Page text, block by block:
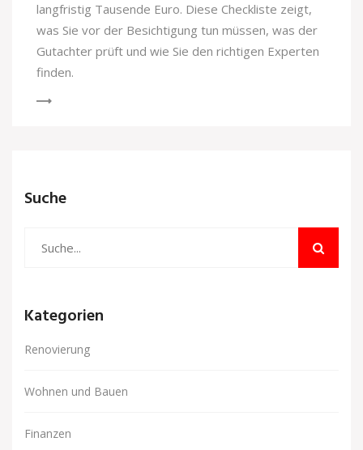
langfristig Tausende Euro. Diese Checkliste zeigt,
was Sie vor der Besichtigung tun müssen, was der
Gutachter prüft und wie Sie den richtigen Experten
finden.
Suche
Kategorien
Renovierung
Wohnen und Bauen
Finanzen